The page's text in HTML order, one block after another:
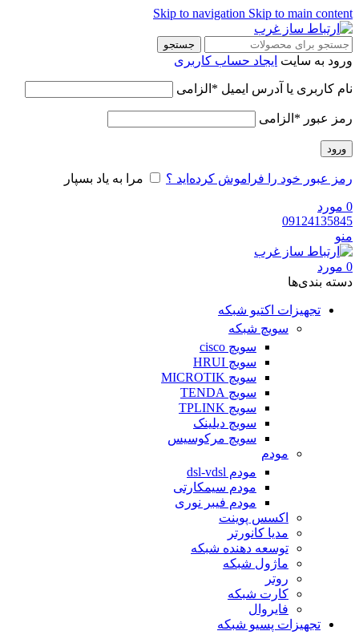
Skip to navigation Skip to main content
جستجو
ورود به سایت ایجاد حساب کاربری
نام کاربری یا آدرس ایمیل * الزامی
رمز عبور * الزامی
ورود
رمز عبور خود را فراموش کرده‌اید ؟ مرا به یاد بسپار
0 مورد
09124135845
منو
0 مورد
دسته‌ بندی‌ها
تجهیزات اکتیو شبکه
سویچ شبکه
سویچ cisco
سویچ HRUI
سویچ MICROTIK
سویچ TENDA
سویچ TPLINK
سویچ دیلینک
سویچ مرکوسیس
مودم
مودم dsl-vdsl
مودم سیمکارتی
مودم فیبر نوری
اکسس پوینت
مدیا کانورتر
توسعه دهنده شبکه
ماژول شبکه
روتر
کارت شبکه
فایروال
تجهیزات پسیو شبکه